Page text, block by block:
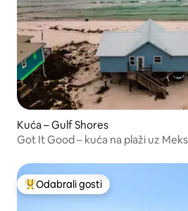
Kuća – Gulf Shores
Got It Good – kuća na plaži uz
Među najviše rangiranima s
Odabrali gosti